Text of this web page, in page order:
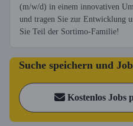
(m/w/d) in einem innovativen
und tragen Sie zur Entwicklung
Sie Teil der Sortimo-Familie!
Suche speichern und
Kostenlos Jobs